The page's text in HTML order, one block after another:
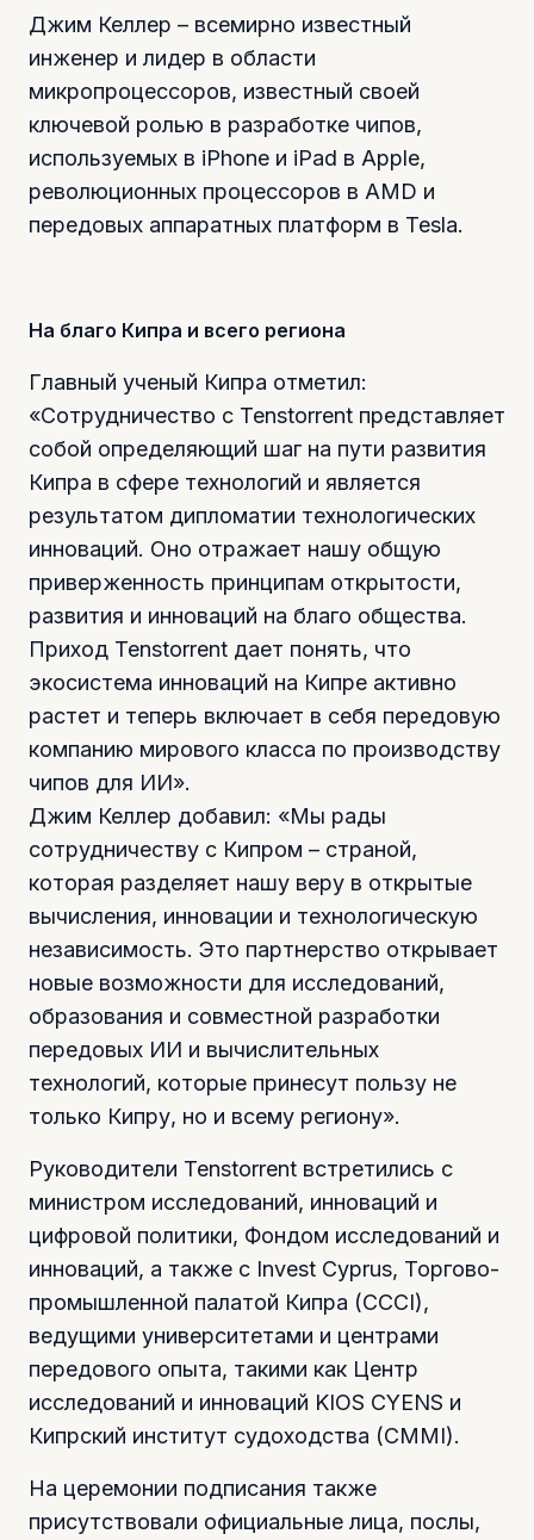
Джим Келлер – всемирно известный
инженер и лидер в области
микропроцессоров, известный своей
ключевой ролью в разработке чипов,
используемых в iPhone и iPad в Apple,
революционных процессоров в AMD и
передовых аппаратных платформ в Tesla.
На благо Кипра и всего региона
Главный ученый Кипра отметил:
«Сотрудничество с Tenstorrent представляет
собой определяющий шаг на пути развития
Кипра в сфере технологий и является
результатом дипломатии технологических
инноваций. Оно отражает нашу общую
приверженность принципам открытости,
развития и инноваций на благо общества.
Приход Tenstorrent дает понять, что
экосистема инноваций на Кипре активно
растет и теперь включает в себя передовую
компанию мирового класса по производству
чипов для ИИ».
Джим Келлер добавил: «Мы рады
сотрудничеству с Кипром – страной,
которая разделяет нашу веру в открытые
вычисления, инновации и технологическую
независимость. Это партнерство открывает
новые возможности для исследований,
образования и совместной разработки
передовых ИИ и вычислительных
технологий, которые принесут пользу не
только Кипру, но и всему региону».
Руководители Tenstorrent встретились с
министром исследований, инноваций и
цифровой политики, Фондом исследований и
инноваций, а также с Invest Cyprus, Торгово-
промышленной палатой Кипра (CCCI),
ведущими университетами и центрами
передового опыта, такими как Центр
исследований и инноваций KIOS CYENS и
Кипрский институт судоходства (CMMI).
На церемонии подписания также
присутствовали официальные лица, послы,